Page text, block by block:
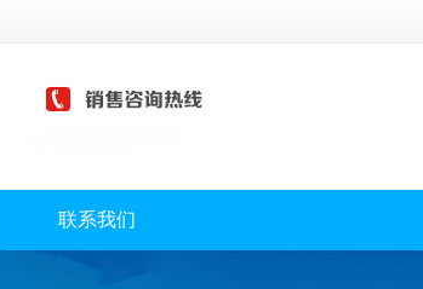
联系我们